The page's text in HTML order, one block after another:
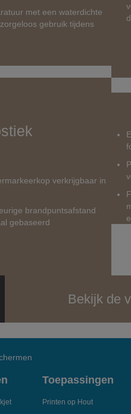
met een waterdichte
gebruik tijdens
verkrijgbaar in
brandpuntsafstand
gebaseerd
Bekijk de
Toepassingen
Printen op Hout